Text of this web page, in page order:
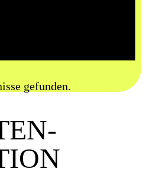
gefunden.